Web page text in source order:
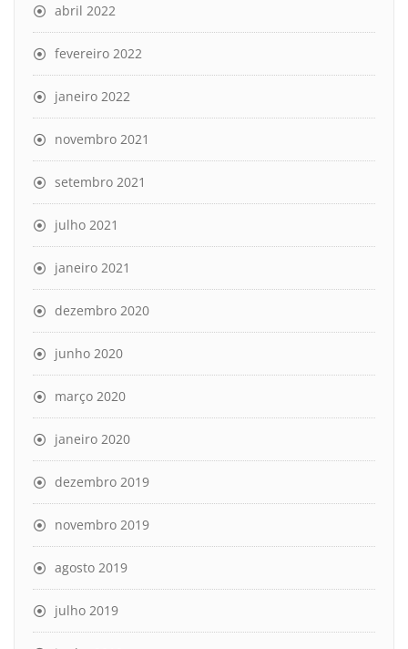
abril 2022
fevereiro 2022
janeiro 2022
novembro 2021
setembro 2021
julho 2021
janeiro 2021
dezembro 2020
junho 2020
março 2020
janeiro 2020
dezembro 2019
novembro 2019
agosto 2019
julho 2019